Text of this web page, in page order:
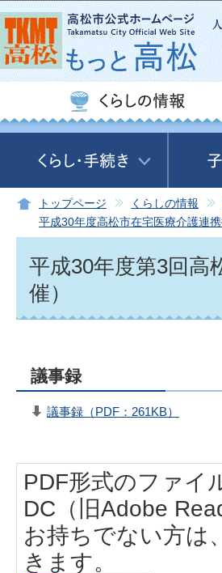
トップページ くらしの情報
平成30年度高松市在宅医療介護連
平成30年度第3回高
催）
議事録
議事録（PDF：261KB）
PDF形式のファイ
DC（旧Adobe
お持ちでない方は
きます。